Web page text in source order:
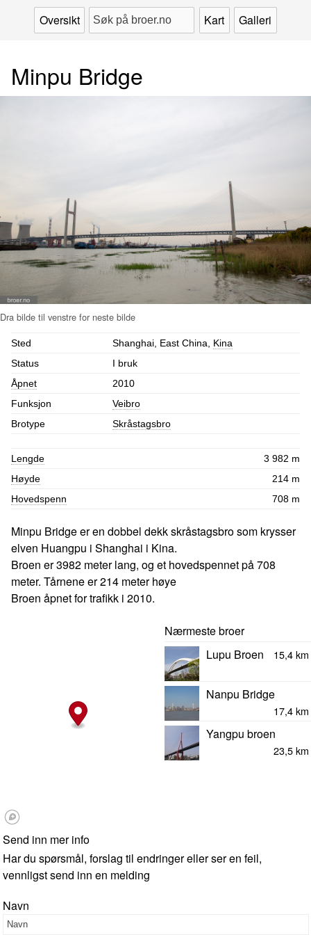
Oversikt Kart Galleri
Minpu Bridge
Sted Shanghai, East China, Kina
Status
I bruk
Åpnet
2010
Funksjon
Veibro
Brotype
Skråstagsbro
Lengde
3 982 m
Høyde
214 m
Hovedspenn
708 m
Minpu Bridge er en dobbel dekk skråstagsbro som krysser
elven Huangpu i Shanghai i Kina.
Broen er 3982 meter lang, og et hovedspennet på 708
meter. Tårnene er 214 meter høye
Broen åpnet for trafikk i 2010.
Nærmeste broer
Lupu Broen
15,4 km
Nanpu Bridge
17,4 km
Yangpu broen
23,5 km
Send inn mer info
Har du spørsmål, forslag til endringer eller ser en feil,
vennligst send inn en melding
Navn